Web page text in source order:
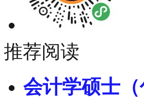
推荐阅读
会计学硕士